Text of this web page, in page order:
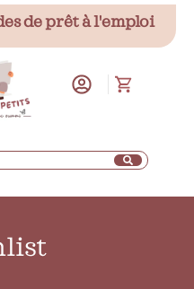
de prêt à l'emploi